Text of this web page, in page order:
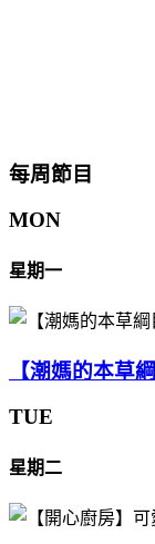
每周節目
MON
星期一
【潮媽的本草
TUE
星期二